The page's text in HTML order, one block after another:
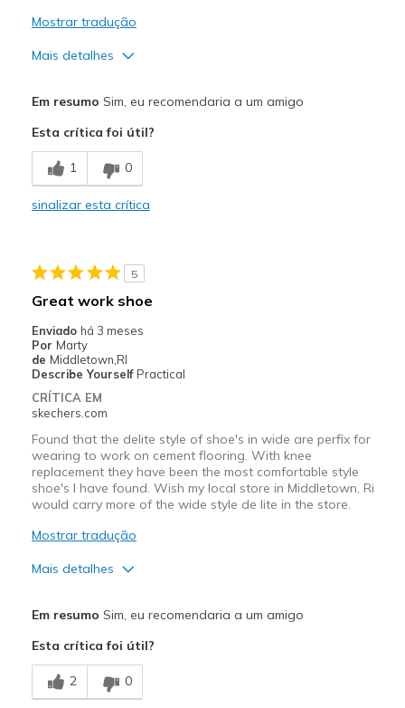
Mostrar tradução
Mais detalhes
Breathe Well
Durable
Casual Wear
Special Occasions
Travel
Sizing
Feels half size too small
View On Shoes
Shoes are for Wearing
Em resumo Sim, eu recomendaria a um amigo
Esta crítica foi útil?
1 0
sinalizar esta crítica
5
Great work shoe
Enviado há 3 meses
Por Marty
de Middletown,RI
Describe Yourself Practical
CRÍTICA EM
skechers.com
Found that the delite style of shoe's in wide are perfix for
wearing to work on cement flooring. With knee
replacement they have been the most comfortable style
shoe's I have found. Wish my local store in Middletown, Ri
would carry more of the wide style de lite in the store.
Mostrar tradução
Mais detalhes
Breathe Well
Comfortable
Em resumo Sim, eu recomendaria a um amigo
Esta crítica foi útil?
2 0